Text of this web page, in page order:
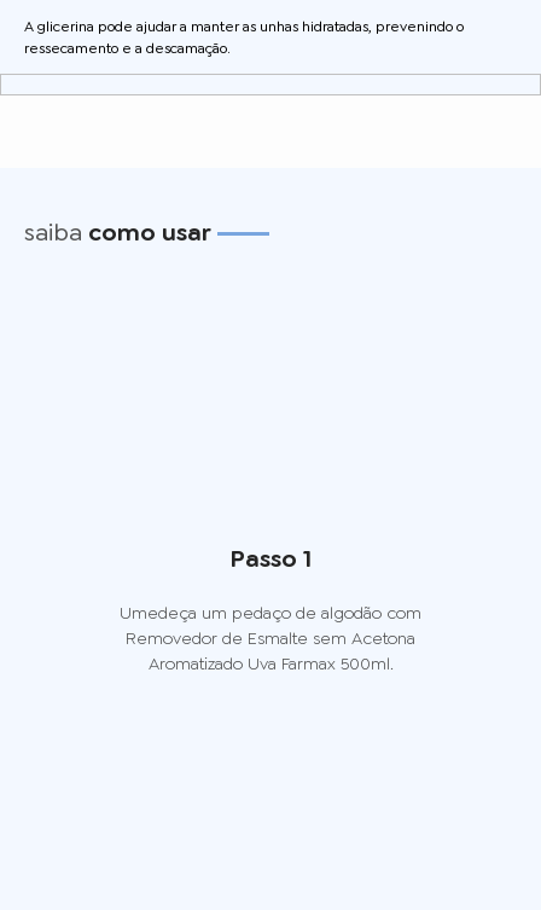
A glicerina pode ajudar a manter as unhas hidratadas, prevenindo o
ressecamento e a descamação.
saiba como usar
Passo 1
Umedeça um pedaço de algodão com
Removedor de Esmalte sem Acetona
Aromatizado Uva Farmax 500ml.